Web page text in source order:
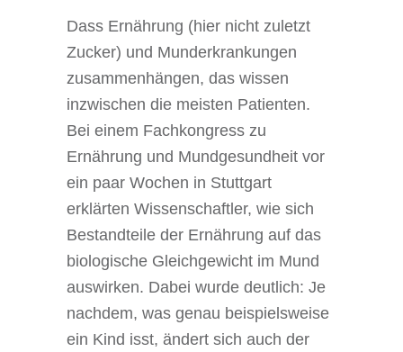
Dass Ernährung (hier nicht zuletzt
Zucker) und Munderkrankungen
zusammenhängen, das wissen
inzwischen die meisten Patienten.
Bei einem Fachkongress zu
Ernährung und Mundgesundheit vor
ein paar Wochen in Stuttgart
erklärten Wissenschaftler, wie sich
Bestandteile der Ernährung auf das
biologische Gleichgewicht im Mund
auswirken. Dabei wurde deutlich: Je
nachdem, was genau beispielsweise
ein Kind isst, ändert sich auch der